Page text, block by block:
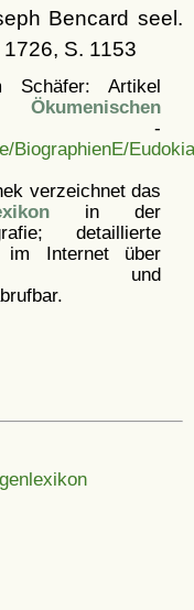
Bencard seel.
S. 1153
Schäfer: Artikel
Ökumenischen
BiographienE/
verzeichnet das
in der
detaillierte
im Internet über